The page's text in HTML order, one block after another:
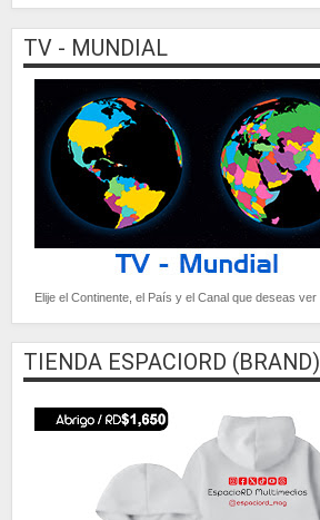
TV - MUNDIAL
Elije el Continente, el País y el Canal que deseas ver
TIENDA ESPACIORD (BRAND)